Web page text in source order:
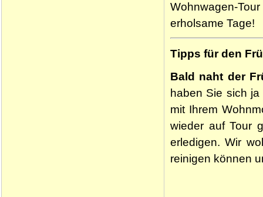
Wohnwagen-
erholsame Tage!
Tipps für den
Bald naht der
haben Sie sich
mit Ihrem
wieder auf Tour
erledigen. Wir
reinigen können